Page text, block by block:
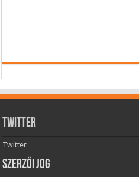
Twitter
Twitter
Szerzői jog